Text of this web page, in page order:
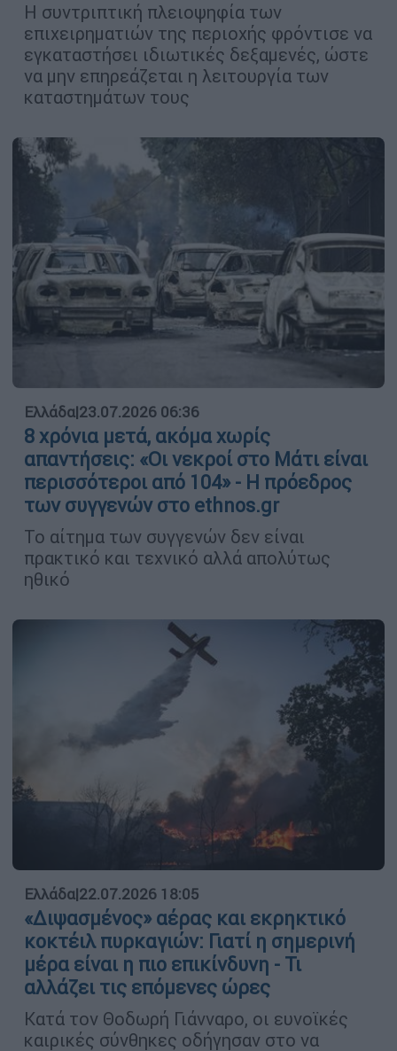
Η συντριπτική πλειοψηφία των
επιχειρηματιών της περιοχής φρόντισε να
εγκαταστήσει ιδιωτικές δεξαμενές, ώστε
να μην επηρεάζεται η λειτουργία των
καταστημάτων τους
Ελλάδα|23.07.2026 06:36
8 χρόνια μετά, ακόμα χωρίς
απαντήσεις: «Οι νεκροί στο Μάτι είναι
περισσότεροι από 104» - Η πρόεδρος
των συγγενών στο ethnos.gr
Το αίτημα των συγγενών δεν είναι
πρακτικό και τεχνικό αλλά απολύτως
ηθικό
Ελλάδα|22.07.2026 18:05
«Διψασμένος» αέρας και εκρηκτικό
κοκτέιλ πυρκαγιών: Γιατί η σημερινή
μέρα είναι η πιο επικίνδυνη - Τι
αλλάζει τις επόμενες ώρες
Κατά τον Θοδωρή Γιάνναρο, οι ευνοϊκές
καιρικές σύνθηκες οδήγησαν στο να